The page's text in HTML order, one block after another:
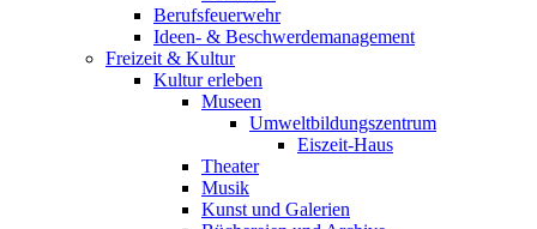
Berufsfeuerwehr
Ideen- & Beschwerdemanagement
Freizeit & Kultur
Kultur erleben
Museen
Umweltbildungszentrum
Eiszeit-Haus
Theater
Musik
Kunst und Galerien